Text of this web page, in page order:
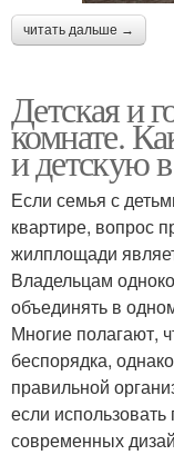
читать дальше →
Детская и
комнате.
и детскую
Если семья с
квартире, вопрос
жилплощади
Владельцам
объединять в
Многие полагают,
беспорядка,
правильной
если
современных